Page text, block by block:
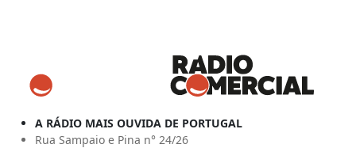
A RÁDIO MAIS OUVIDA DE PORTUGAL
Rua Sampaio e Pina n° 24/26